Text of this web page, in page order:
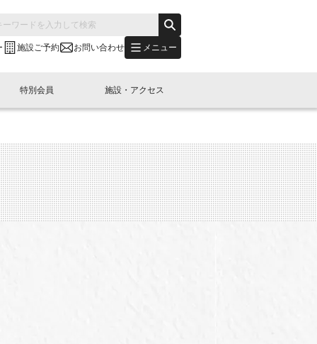
施設ご予約 お問い合わせ メニュー
別会員開催
展・参加
"LINK-BioBAY TOKYO"？
(News Letter)
コラム
ュース・事業紹介
ベント
LINK-J WEST
容
本橋エリアについて
特別会員
し込み
施設・アクセス
予約